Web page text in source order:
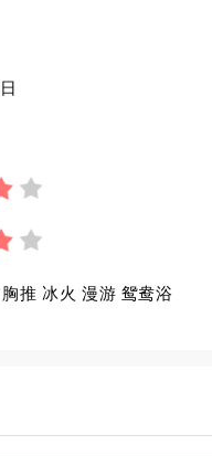
推 冰火 漫游 鸳鸯浴